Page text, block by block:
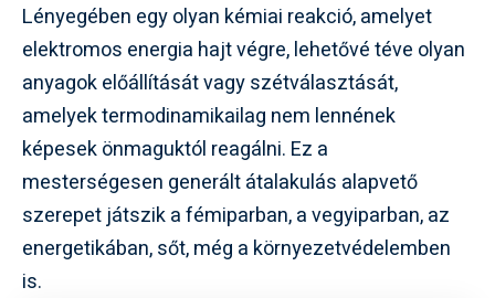
Lényegében egy olyan kémiai reakció, amelyet
elektromos energia hajt végre, lehetővé téve olyan
anyagok előállítását vagy szétválasztását,
amelyek termodinamikailag nem lennének
képesek önmaguktól reagálni. Ez a
mesterségesen generált átalakulás alapvető
szerepet játszik a fémiparban, a vegyiparban, az
energetikában, sőt, még a környezetvédelemben
is.